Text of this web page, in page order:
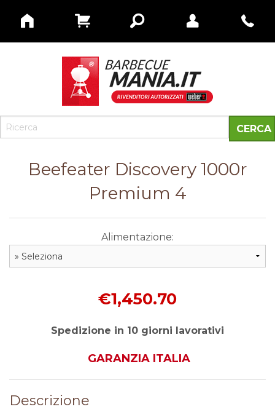
Beefeater Discovery 1000r
Premium 4
Alimentazione:
€1,450.70
Spedizione in 10 giorni lavorativi
GARANZIA ITALIA
Descrizione